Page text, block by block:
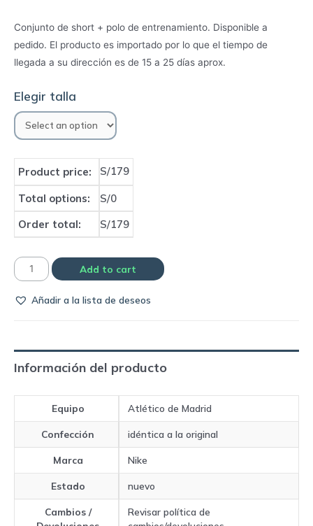
Conjunto de short + polo de entrenamiento. Disponible a
pedido. El producto es importado por lo que el tiempo de
llegada a su dirección es de 15 a 25 días aprox.
Elegir talla
Product price: S/179
Total options:
S/0
Order total:
S/179
Conjunto
de
Short
+
quantity
Add to cart
Añadir a la lista de deseos
Información del producto
Equipo Atlético de Madrid
Confección idéntica a la original
Marca Nike
Estado nuevo
Cambios /
Revisar política de